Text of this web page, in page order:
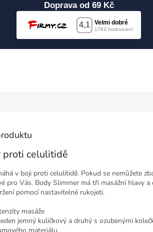
Doprava od 69 Kč
proti celulitidě
v boji proti celulitidě. Pokud se nemůžete
pro Vás. Body Slimmer má tři masážní hlavy a
pomocí nastavitelné rukojeti.
masáže
jemný kuličkový a druhý s ozubenými
materiálu